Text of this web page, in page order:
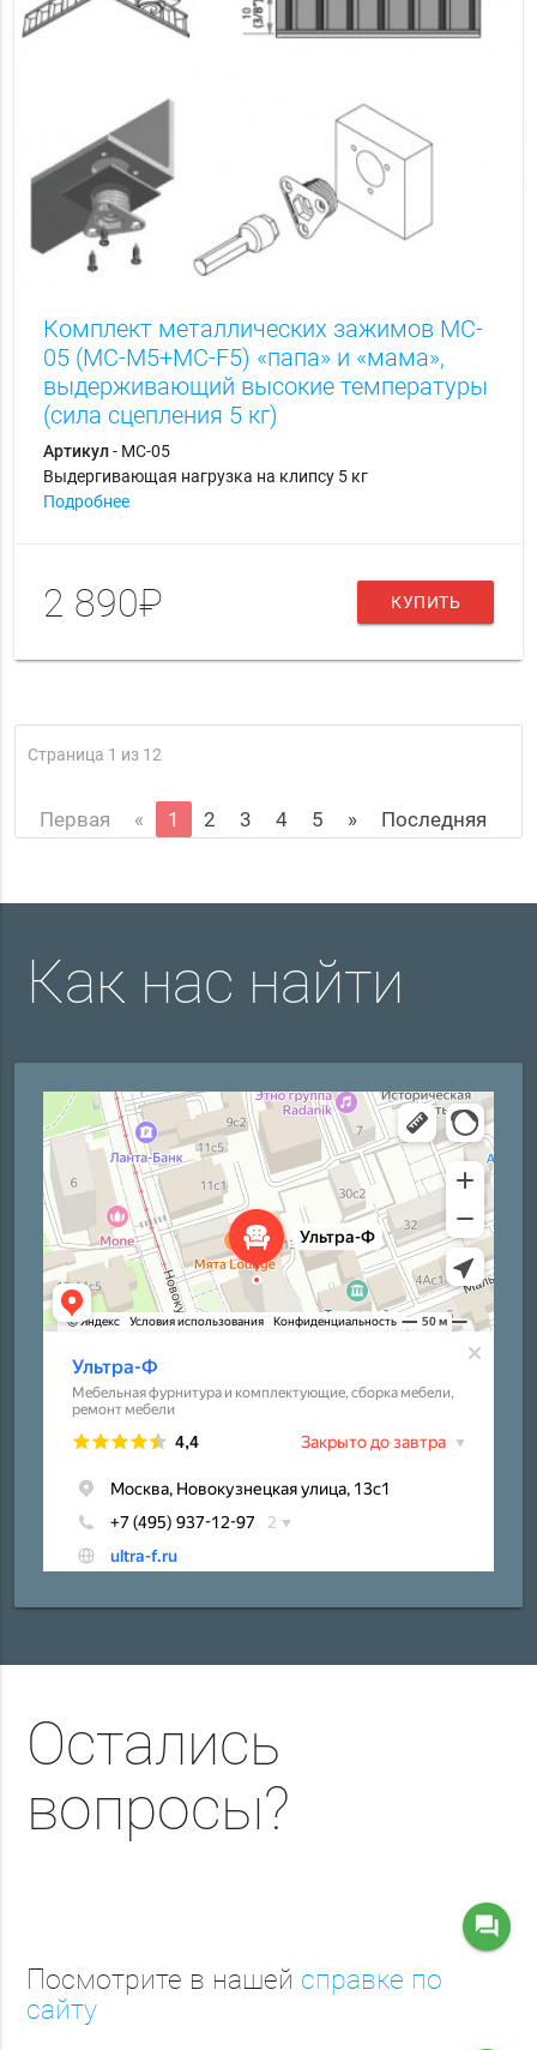
Комплект металлических зажимов MC-
05 (MC-M5+MC-F5) «папа» и «мама»,
выдерживающий высокие температуры
(сила сцепления 5 кг)
Артикул- MC-05
Выдергивающая нагрузка на клипсу 5 кг
Подробнее
2 890₽ КУПИТЬ
Страница 1 из 12
Первая « 1 2 3 4 5 » Последняя
Как нас найти
Остались
вопросы?
question_answer
Посмотрите в нашей справке по
сайту